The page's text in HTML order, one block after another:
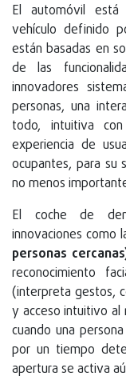
El automóvil está
vehículo definido
están basadas en
de las
innovadores
personas, una
todo, intuitiva
experiencia de
ocupantes, para su
no menos
El coche de
innovaciones como
personas
reconocimiento
(interpreta gestos,
y acceso intuitivo al
cuando una
por un tiempo
apertura se activa